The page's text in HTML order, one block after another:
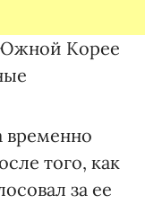
Корее
временно
того, как
за ее